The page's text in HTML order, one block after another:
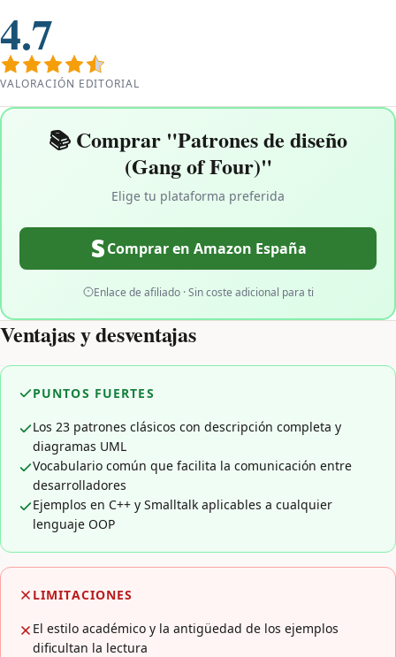
4.7
VALORACIÓN EDITORIAL
📚 Comprar "Patrones de diseño
(Gang of Four)"
Elige tu plataforma preferida
Comprar en Amazon España
Enlace de afiliado · Sin coste adicional para ti
Ventajas y desventajas
PUNTOS FUERTES
Los 23 patrones clásicos con descripción completa y
diagramas UML
Vocabulario común que facilita la comunicación entre
desarrolladores
Ejemplos en C++ y Smalltalk aplicables a cualquier
lenguaje OOP
LIMITACIONES
El estilo académico y la antigüedad de los ejemplos
dificultan la lectura